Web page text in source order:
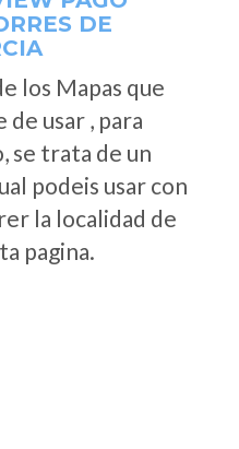
DE
los Mapas que
de usar , para
se trata de un
podeis usar con
la localidad de
pagina.